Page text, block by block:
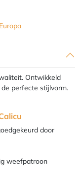
Ontwikkeld
perfecte stijlvorm.
door
weefpatroon